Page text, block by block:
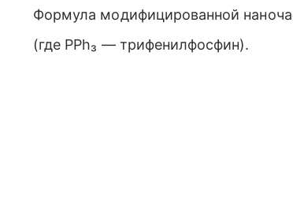
Формула модифицированной
(где PPh₃ — трифенилфосфин).